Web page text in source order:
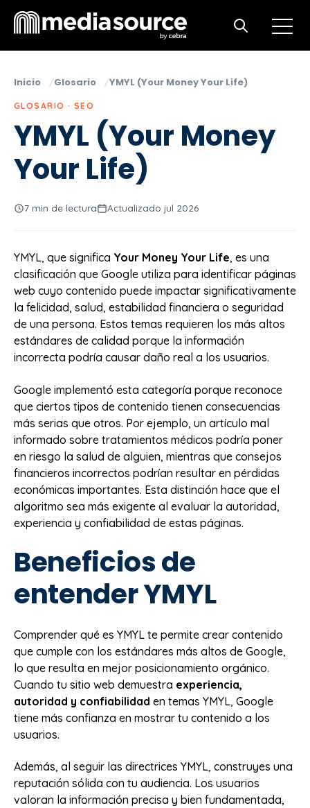
Open
Open search
Inicio Glosario YMYL (Your Money Your Life)
GLOSARIO · SEO
YMYL (Your Money
Your Life)
7 min de lectura Actualizado jul 2026
YMYL, que significa Your Money Your Life, es una
clasificación que Google utiliza para identificar páginas
web cuyo contenido puede impactar significativamente
la felicidad, salud, estabilidad financiera o seguridad
de una persona. Estos temas requieren los más altos
estándares de calidad porque la información
incorrecta podría causar daño real a los usuarios.
Google implementó esta categoría porque reconoce
que ciertos tipos de contenido tienen consecuencias
más serias que otros. Por ejemplo, un artículo mal
informado sobre tratamientos médicos podría poner
en riesgo la salud de alguien, mientras que consejos
financieros incorrectos podrían resultar en pérdidas
económicas importantes. Esta distinción hace que el
algoritmo sea más exigente al evaluar la autoridad,
experiencia y confiabilidad de estas páginas.
Beneficios de
entender YMYL
Comprender qué es YMYL te permite crear contenido
que cumple con los estándares más altos de Google,
lo que resulta en mejor posicionamiento orgánico.
Cuando tu sitio web demuestra experiencia,
autoridad y confiabilidad en temas YMYL, Google
tiene más confianza en mostrar tu contenido a los
usuarios.
Además, al seguir las directrices YMYL, construyes una
reputación sólida con tu audiencia. Los usuarios
valoran la información precisa y bien fundamentada,